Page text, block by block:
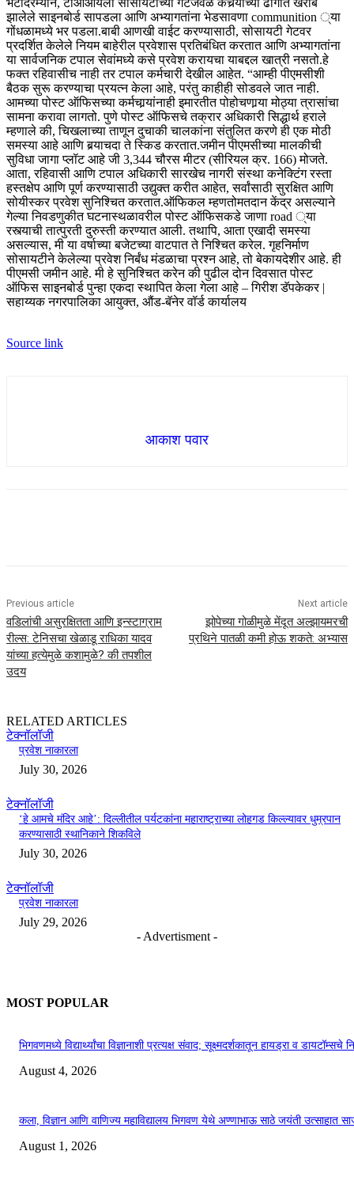
भेटीदरम्यान, टीओआयला सोसायटीच्या गेटजवळ कचर्‍याच्या ढीगात खराब
झालेले साइनबोर्ड सापडला आणि अभ्यागतांना भेडसावणा communition ्या
गोंधळामध्ये भर पडला.बाबी आणखी वाईट करण्यासाठी, सोसायटी गेटवर
प्रदर्शित केलेले नियम बाहेरील प्रवेशास प्रतिबंधित करतात आणि अभ्यागतांना
या सार्वजनिक टपाल सेवांमध्ये कसे प्रवेश करायचा याबद्दल खात्री नसतो.हे
फक्त रहिवासीच नाही तर टपाल कर्मचारी देखील आहेत. “आम्ही पीएमसीशी
बैठक सुरू करण्याचा प्रयत्न केला आहे, परंतु काहीही सोडवले जात नाही.
आमच्या पोस्ट ऑफिसच्या कर्मचार्‍यांनाही इमारतीत पोहोचणार्‍या मोठ्या त्रासांचा
सामना करावा लागतो. पुणे पोस्ट ऑफिसचे तक्रार अधिकारी सिद्धार्थ हराले
म्हणाले की, चिखलाच्या ताणून दुचाकी चालकांना संतुलित करणे ही एक मोठी
समस्या आहे आणि बर्‍याचदा ते स्किड करतात.जमीन पीएमसीच्या मालकीची
सुविधा जागा प्लॉट आहे जी 3,344 चौरस मीटर (सीरियल क्र. 166) मोजते.
आता, रहिवासी आणि टपाल अधिकारी सारखेच नागरी संस्था कनेक्टिंग रस्ता
हस्तक्षेप आणि पूर्ण करण्यासाठी उद्युक्त करीत आहेत, सर्वांसाठी सुरक्षित आणि
सोयीस्कर प्रवेश सुनिश्चित करतात.ऑफिकल म्हणतोमतदान केंद्र असल्याने
गेल्या निवडणुकीत घटनास्थळावरील पोस्ट ऑफिसकडे जाणा road ्या
रस्त्याची तात्पुरती दुरुस्ती करण्यात आली. तथापि, आता एखादी समस्या
असल्यास, मी या वर्षाच्या बजेटच्या वाटपात ते निश्चित करेल. गृहनिर्माण
सोसायटीने केलेल्या प्रवेश निर्बंध मंडळाचा प्रश्न आहे, तो बेकायदेशीर आहे. ही
पीएमसी जमीन आहे. मी हे सुनिश्चित करेन की पुढील दोन दिवसात पोस्ट
ऑफिस साइनबोर्ड पुन्हा एकदा स्थापित केला गेला आहे – गिरीश डॅपकेकर |
सहाय्यक नगरपालिका आयुक्त, औंड-बॅनेर वॉर्ड कार्यालय
Source link
आकाश पवार
Previous article
वडिलांची असुरक्षितता आणि इन्स्टाग्राम
रील्स: टेनिसचा खेळाडू राधिका यादव
यांच्या हत्येमुळे कशामुळे? की तपशील
उदय
Next article
झोपेच्या गोळीमुळे मेंदूत अल्झायमरची
प्रथिने पातळी कमी होऊ शकते: अभ्यास
RELATED ARTICLES
टेक्नॉलॉजी
प्रवेश नाकारला
July 30, 2026
टेक्नॉलॉजी
‘हे आमचे मंदिर आहे’: दिल्लीतील पर्यटकांना महाराष्ट्राच्या लोहगड किल्ल्यावर धुम्रपान
करण्यासाठी स्थानिकाने शिकविले
July 30, 2026
टेक्नॉलॉजी
प्रवेश नाकारला
July 29, 2026
- Advertisment -
MOST POPULAR
भिगवणमध्ये विद्यार्थ्यांचा विज्ञानाशी प्रत्यक्ष संवाद; सूक्ष्मदर्शकातून हायड्रा व डायटॉम्सचे
August 4, 2026
कला, विज्ञान आणि वाणिज्य महाविद्यालय भिगवण येथे अण्णाभाऊ साठे जयंती उत्साहात
August 1, 2026